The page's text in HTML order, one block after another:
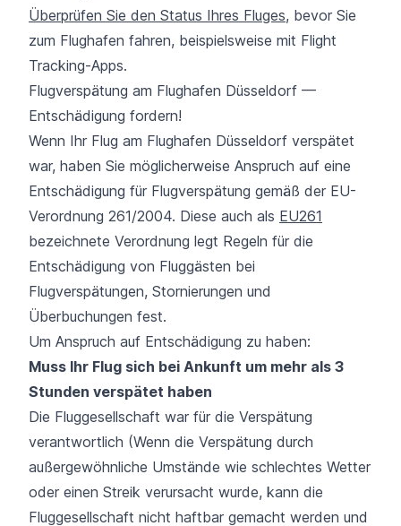
Überprüfen Sie den Status Ihres Fluges, bevor Sie
zum Flughafen fahren, beispielsweise mit Flight
Tracking-Apps.
Flugverspätung am Flughafen Düsseldorf —
Entschädigung fordern!
Wenn Ihr Flug am Flughafen Düsseldorf verspätet
war, haben Sie möglicherweise Anspruch auf eine
Entschädigung für Flugverspätung gemäß der EU-
Verordnung 261/2004. Diese auch als EU261
bezeichnete Verordnung legt Regeln für die
Entschädigung von Fluggästen bei
Flugverspätungen, Stornierungen und
Überbuchungen fest.
Um Anspruch auf Entschädigung zu haben:
Muss Ihr Flug sich bei Ankunft um mehr als 3
Stunden verspätet haben
Die Fluggesellschaft war für die Verspätung
verantwortlich (Wenn die Verspätung durch
außergewöhnliche Umstände wie schlechtes Wetter
oder einen Streik verursacht wurde, kann die
Fluggesellschaft nicht haftbar gemacht werden und